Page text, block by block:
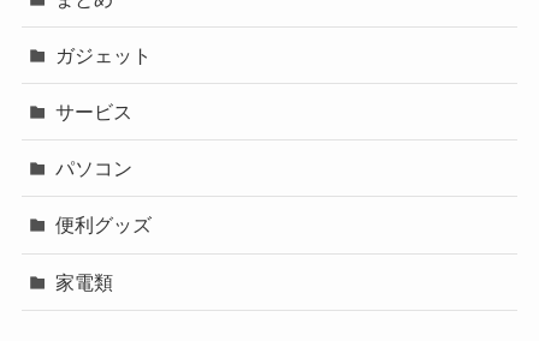
ガジェット
サービス
パソコン
便利グッズ
家電類